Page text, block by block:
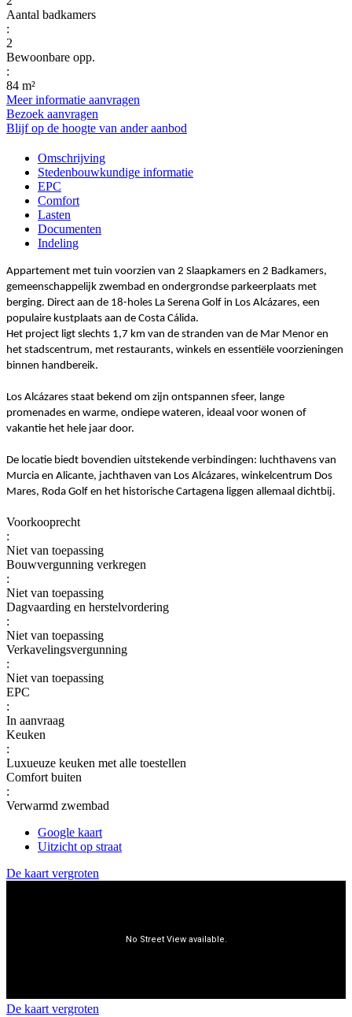
Aantal badkamers
:
2
Bewoonbare opp.
:
84 m²
Meer informatie aanvragen
Bezoek aanvragen
Blijf op de hoogte van ander aanbod
Omschrijving
Stedenbouwkundige informatie
EPC
Comfort
Lasten
Documenten
Indeling
Appartement met tuin voorzien van 2 Slaapkamers en 2 Badkamers,
gemeenschappelijk zwembad en ondergrondse parkeerplaats met
berging. Direct aan de 18-holes La Serena Golf in Los Alcázares, een
populaire kustplaats aan de Costa Cálida.
Het project ligt slechts 1,7 km van de stranden van de Mar Menor en
het stadscentrum, met restaurants, winkels en essentiële voorzieningen
binnen handbereik.
Los Alcázares staat bekend om zijn ontspannen sfeer, lange
promenades en warme, ondiepe wateren, ideaal voor wonen of
vakantie het hele jaar door.
De locatie biedt bovendien uitstekende verbindingen: luchthavens van
Murcia en Alicante, jachthaven van Los Alcázares, winkelcentrum Dos
Mares, Roda Golf en het historische Cartagena liggen allemaal dichtbij.
Voorkooprecht
:
Niet van toepassing
Bouwvergunning verkregen
:
Niet van toepassing
Dagvaarding en herstelvordering
:
Niet van toepassing
Verkavelingsvergunning
:
Niet van toepassing
EPC
:
In aanvraag
Keuken
:
Luxueuze keuken met alle toestellen
Comfort buiten
:
Verwarmd zwembad
Google kaart
Uitzicht op straat
De kaart vergroten
De kaart vergroten